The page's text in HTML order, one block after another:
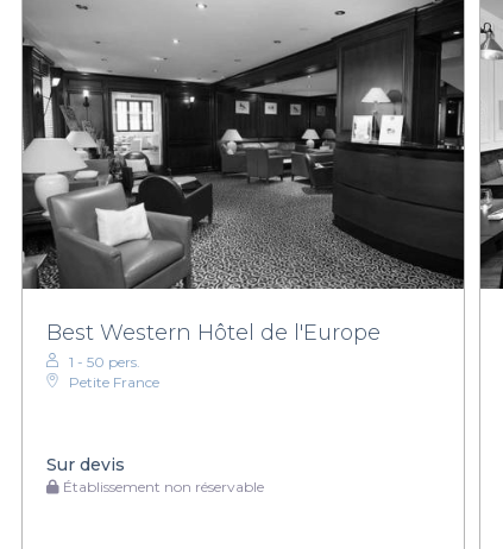
Best Western Hôtel de l'Europe
1 - 50 pers.
Petite France
Sur devis
Établissement non réservable